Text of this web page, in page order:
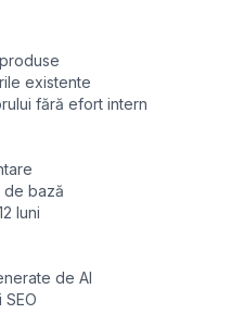
existente
fără efort intern
de bază
luni
de AI